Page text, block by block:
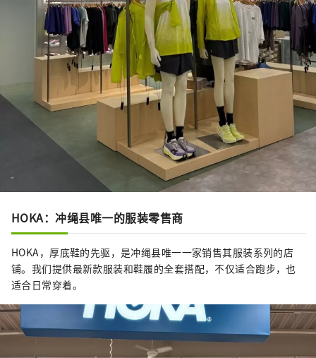
HOKA：冲绳县唯一的服装零售商
HOKA，厚底鞋的先驱，是冲绳县唯一一家销售其服装系列的店
铺。我们提供最新款服装和鞋履的全套搭配，不仅适合跑步，也
适合日常穿着。